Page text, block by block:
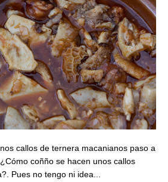
callos de ternera macanianos paso a
coñño se hacen unos callos
Pues no tengo ni idea...